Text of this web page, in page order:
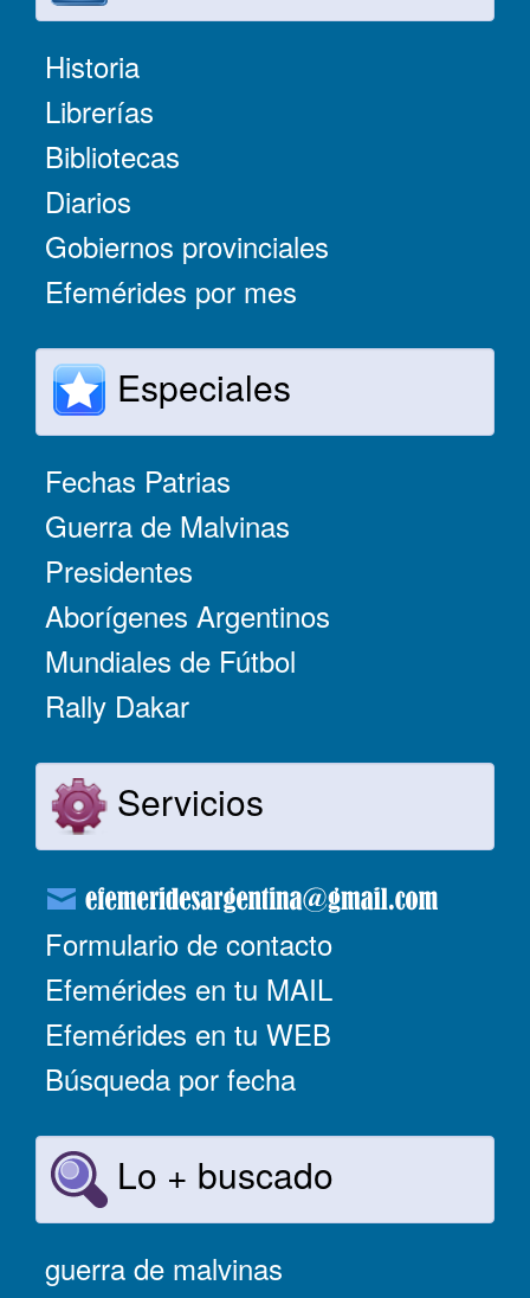
Historia
Librerías
Bibliotecas
Diarios
Gobiernos provinciales
Efemérides por mes
Especiales
Fechas Patrias
Guerra de Malvinas
Presidentes
Aborígenes Argentinos
Mundiales de Fútbol
Rally Dakar
Servicios
Formulario de contacto
Efemérides en tu MAIL
Efemérides en tu WEB
Búsqueda por fecha
Lo + buscado
guerra de malvinas